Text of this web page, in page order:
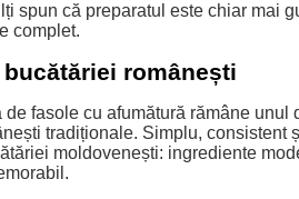
spun că preparatul este chiar mai
complet.
românești
fasole cu afumătură rămâne
tradiționale. Simplu, consistent
moldovenești: ingrediente